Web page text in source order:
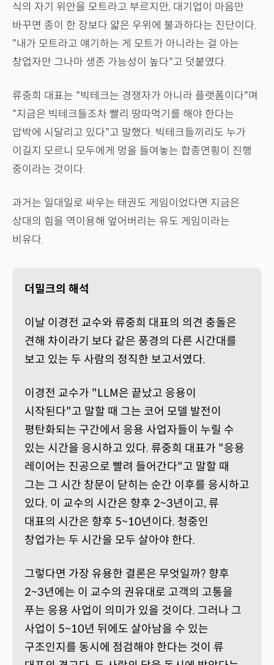
식의 자기 위안을 모트라고 부르지만, 대기업이 마음만
바꾸면 종이 한 장보다 얇은 우위에 불과하다는 진단이다.
"내가 모트라고 얘기하는 게 모트가 아니라는 걸 아는
창업자만 그나마 생존 가능성이 높다"고 덧붙였다.
류중희 대표는 "빅테크는 경쟁자가 아니라 플랫폼이다"며
"지금은 빅테크들조차 빨리 땅따먹기를 해야 한다는
압박에 시달리고 있다"고 말했다. 빅테크들끼리도 누가
이길지 모르니 모두에게 멍을 들여놓는 합종연횡이 진행
중이라는 것이다.
과거는 일대일로 싸우는 태권도 게임이었다면 지금은
상대의 힘을 역이용해 엎어버리는 유도 게임이라는
비유다.
더밀크의 해석
이날 이경전 교수와 류중희 대표의 의견 충돌은
견해 차이라기 보다 같은 풍경의 다른 시간대를
보고 있는 두 사람의 정직한 보고서였다.
이경전 교수가 "LLM은 끝났고 응용이
시작된다"고 말할 때 그는 코어 모델 발전이
평탄화되는 구간에서 응용 사업자들이 누릴 수
있는 시간을 응시하고 있다. 류중희 대표가 "응용
레이어는 진공으로 빨려 들어간다"고 말할 때
그는 그 시간 창문이 닫히는 순간 이후를 응시하고
있다. 이 교수의 시간은 향후 2~3년이고, 류
대표의 시간은 향후 5~10년이다. 청중인
창업가는 두 시간을 모두 살아야 한다.
그렇다면 가장 유용한 결론은 무엇일까? 향후
2~3년에는 이 교수의 권유대로 고객의 고통을
푸는 응용 사업이 의미가 있을 것이다. 그러나 그
사업이 5~10년 뒤에도 살아남을 수 있는
구조인지를 동시에 점검해야 한다는 것이 류